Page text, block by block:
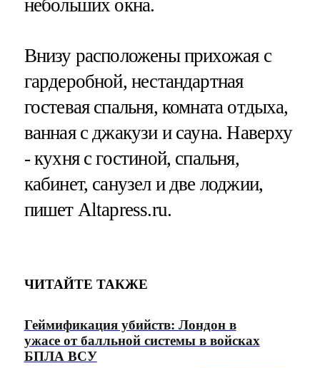
небольших окна.
Внизу расположены прихожая с
гардеробной, нестандартная
гостевая спальня, комната отдыха,
ванная с джакузи и сауна. Наверху
- кухня с гостиной, спальня,
кабинет, санузел и две лоджии,
пишет Altapress.ru.
ЧИТАЙТЕ ТАКЖЕ
Геймификация убийств: Лондон в
ужасе от балльной системы в войсках
БПЛА ВСУ